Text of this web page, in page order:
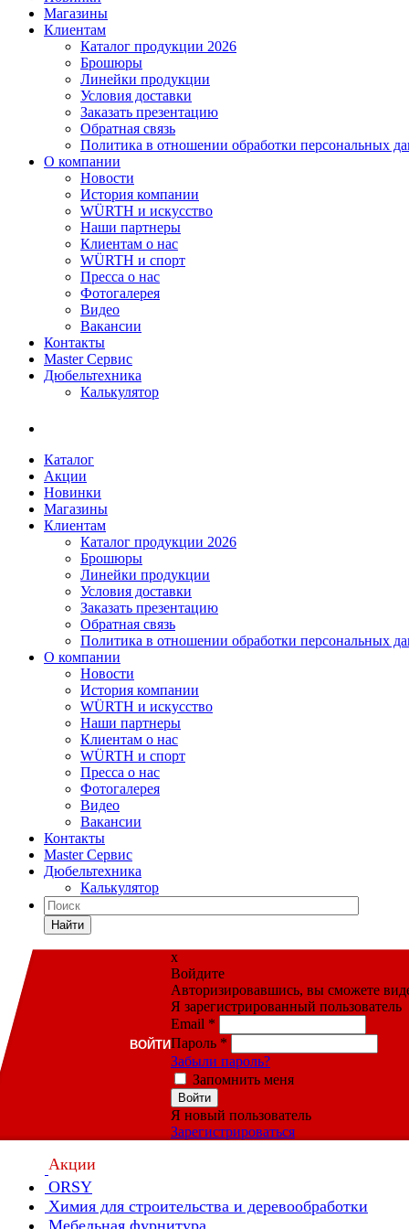
Магазины
Клиентам
Каталог продукции 2026
Брошюры
Линейки продукции
Условия доставки
Заказать презентацию
Обратная связь
Политика в отношении обработки персональных
О компании
Новости
История компании
WÜRTH и искусство
Наши партнеры
Клиентам о нас
WÜRTH и спорт
Пресса о нас
Фотогалерея
Видео
Вакансии
Контакты
Master Сервис
Дюбельтехника
Калькулятор
Каталог
Акции
Новинки
Магазины
Клиентам
Каталог продукции 2026
Брошюры
Линейки продукции
Условия доставки
Заказать презентацию
Обратная связь
Политика в отношении обработки персональных
О компании
Новости
История компании
WÜRTH и искусство
Наши партнеры
Клиентам о нас
WÜRTH и спорт
Пресса о нас
Фотогалерея
Видео
Вакансии
Контакты
Master Сервис
Дюбельтехника
Калькулятор
Найти
ВОЙТИ
x
Войдите
Авторизировавшись, вы сможете
Я зарегистрированный пользователь
Email *
Пароль *
Забыли пароль?
Запомнить меня
Войти
Я новый пользователь
Зарегистрироваться
Акции
ORSY
Химия для строительства и деревообработки
Мебельная фурнитура